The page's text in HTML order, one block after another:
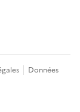
Données